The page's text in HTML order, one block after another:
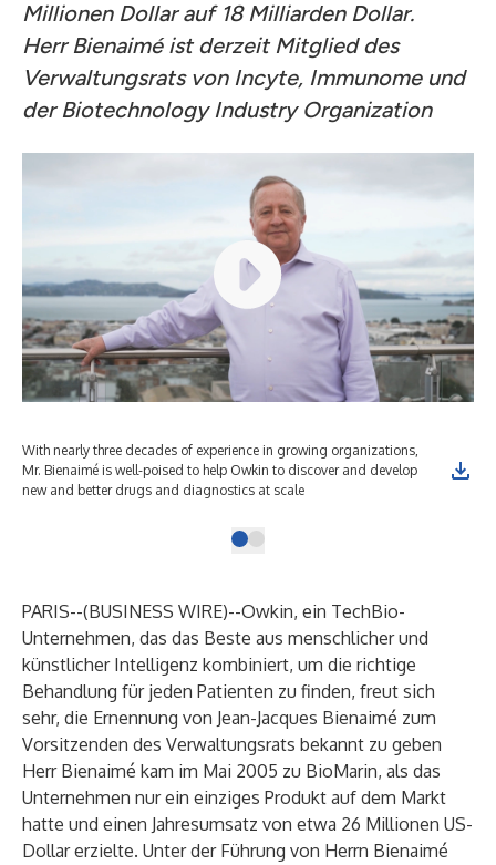
Millionen Dollar auf 18 Milliarden Dollar.
Herr Bienaimé ist derzeit Mitglied des
Verwaltungsrats von Incyte, Immunome und
der Biotechnology Industry Organization
With nearly three decades of experience in growing organizations,
Mr. Bienaimé is well-poised to help Owkin to discover and develop
new and better drugs and diagnostics at scale
PARIS--(BUSINESS WIRE)--Owkin, ein TechBio-
Unternehmen, das das Beste aus menschlicher und
künstlicher Intelligenz kombiniert, um die richtige
Behandlung für jeden Patienten zu finden, freut sich
sehr, die Ernennung von Jean-Jacques Bienaimé zum
Vorsitzenden des Verwaltungsrats bekannt zu geben
Herr Bienaimé kam im Mai 2005 zu BioMarin, als das
Unternehmen nur ein einziges Produkt auf dem Markt
hatte und einen Jahresumsatz von etwa 26 Millionen US-
Dollar erzielte. Unter der Führung von Herrn Bienaimé